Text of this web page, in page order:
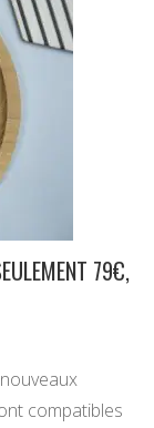
79€,
compatibles